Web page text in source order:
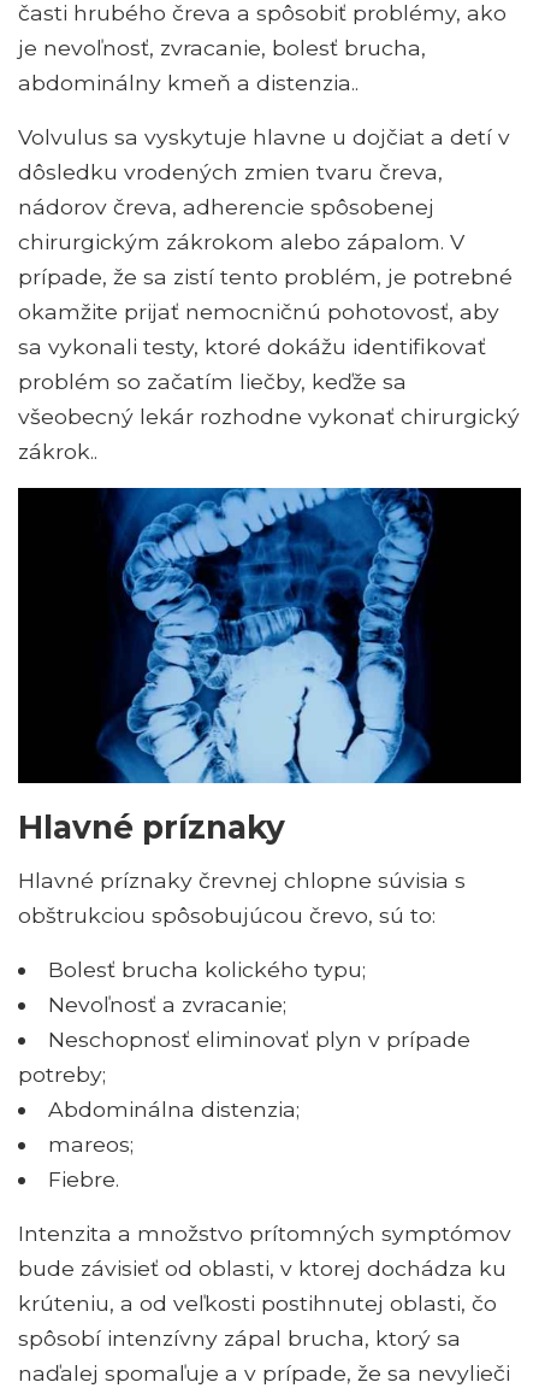
časti hrubého čreva a spôsobiť problémy, ako
je nevoľnosť, zvracanie, bolesť brucha,
abdominálny kmeň a distenzia..
Volvulus sa vyskytuje hlavne u dojčiat a detí v
dôsledku vrodených zmien tvaru čreva,
nádorov čreva, adherencie spôsobenej
chirurgickým zákrokom alebo zápalom. V
prípade, že sa zistí tento problém, je potrebné
okamžite prijať nemocničnú pohotovosť, aby
sa vykonali testy, ktoré dokážu identifikovať
problém so začatím liečby, keďže sa
všeobecný lekár rozhodne vykonať chirurgický
zákrok..
Hlavné príznaky
Hlavné príznaky črevnej chlopne súvisia s
obštrukciou spôsobujúcou črevo, sú to:
Bolesť brucha kolického typu;
Nevoľnosť a zvracanie;
Neschopnosť eliminovať plyn v prípade
potreby;
Abdominálna distenzia;
mareos;
Fiebre.
Intenzita a množstvo prítomných symptómov
bude závisieť od oblasti, v ktorej dochádza ku
krúteniu, a od veľkosti postihnutej oblasti, čo
spôsobí intenzívny zápal brucha, ktorý sa
naďalej spomaľuje a v prípade, že sa nevylieči